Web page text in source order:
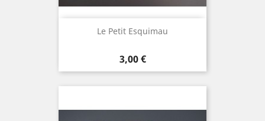
Le Petit Esquimau
Prix
3,00 €